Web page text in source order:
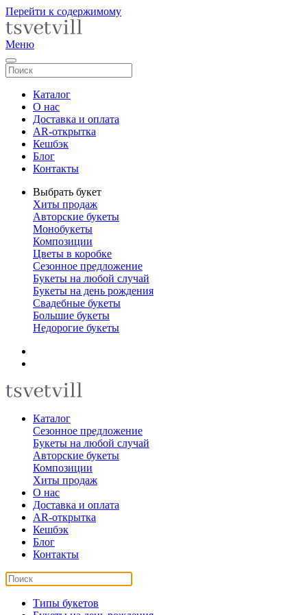
Перейти к содержимому
Меню
Каталог
О нас
Доставка и оплата
AR-открытка
Кешбэк
Блог
Контакты
Выбрать букет
Хиты продаж
Авторские букеты
Монобукеты
Композиции
Цветы в коробке
Сезонное предложение
Букеты на любой случай
Букеты на день рождения
Свадебные букеты
Большие букеты
Недорогие букеты
Каталог
Сезонное предложение
Букеты на любой случай
Авторские букеты
Композиции
Хиты продаж
О нас
Доставка и оплата
AR-открытка
Кешбэк
Блог
Контакты
Типы букетов